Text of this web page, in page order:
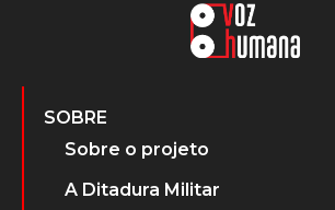
SOBRE
Sobre o projeto
A Ditadura Militar